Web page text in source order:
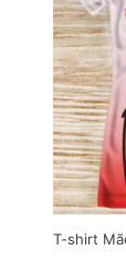
T-shirt